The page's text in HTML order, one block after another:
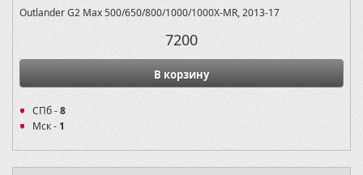
Outlander G2 Max 500/650/800/1000/1000X-MR, 2013-17
7200
В корзину
СПб -8
Мск - 1